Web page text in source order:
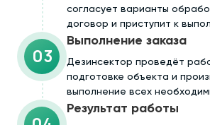
согласует варианты
договор и приступит к
03
Выполнение заказа
Дезинсектор проведёт
подготовке объекта и
выполнение всех
Результат работы